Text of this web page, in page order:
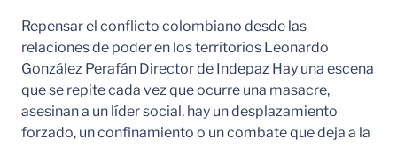
Repensar el conflicto colombiano desde las
relaciones de poder en los territorios Leonardo
González Perafán Director de Indepaz Hay una escena
que se repite cada vez que ocurre una masacre,
asesinan a un líder social, hay un desplazamiento
forzado, un confinamiento o un combate que deja a la